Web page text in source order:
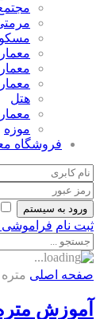
هتل
موزه
فروشگاه
ورود به سیستم
ثبت نام فراموشی
صفحه اصلی متره
آموزش متره و